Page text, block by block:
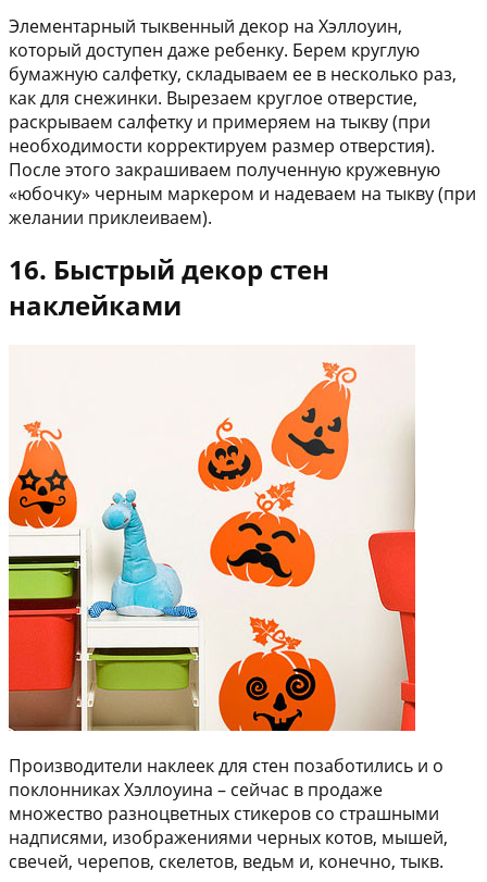
Элементарный тыквенный декор на Хэллоуин,
который доступен даже ребенку. Берем круглую
бумажную салфетку, складываем ее в несколько раз,
как для снежинки. Вырезаем круглое отверстие,
раскрываем салфетку и примеряем на тыкву (при
необходимости корректируем размер отверстия).
После этого закрашиваем полученную кружевную
«юбочку» черным маркером и надеваем на тыкву (при
желании приклеиваем).
16. Быстрый декор стен
наклейками
Производители наклеек для стен позаботились и о
поклонниках Хэллоуина – сейчас в продаже
множество разноцветных стикеров со страшными
надписями, изображениями черных котов, мышей,
свечей, черепов, скелетов, ведьм и, конечно, тыкв.